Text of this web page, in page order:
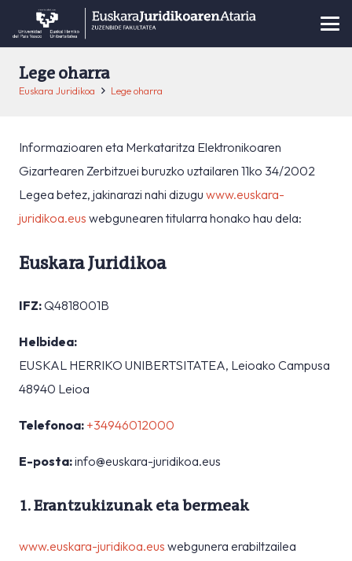
Lege oharra
Euskara Juridikoa Lege oharra
Informazioaren eta Merkataritza Elektronikoaren
Gizartearen Zerbitzuei buruzko uztailaren 11ko 34/2002
Legea betez, jakinarazi nahi dizugu www.euskara-
juridikoa.eus webgunearen titularra honako hau dela:
Euskara Juridikoa
IFZ:Q4818001B
Helbidea:
EUSKAL HERRIKO UNIBERTSITATEA, Leioako Campusa
48940 Leioa
Telefonoa: +34946012000
E-posta:info@euskara-juridikoa.eus
1. Erantzukizunak eta bermeak
www.euskara-juridikoa.eus webgunera erabiltzailea